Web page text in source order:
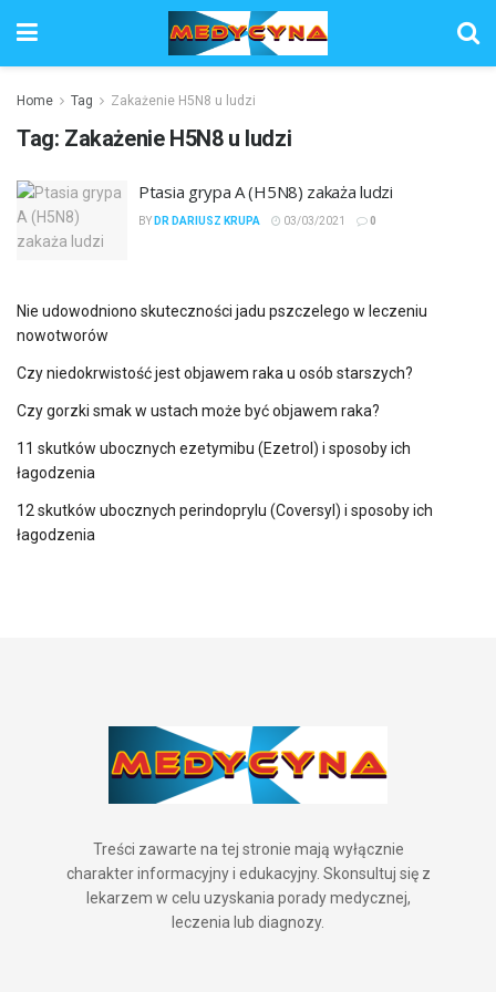
Home Tag Zakażenie H5N8 u ludzi
Tag: Zakażenie H5N8 u ludzi
Ptasia grypa A (H5N8) zakaża ludzi
BY DR DARIUSZ KRUPA 03/03/2021 0
Nie udowodniono skuteczności jadu pszczelego w leczeniu
nowotworów
Czy niedokrwistość jest objawem raka u osób starszych?
Czy gorzki smak w ustach może być objawem raka?
11 skutków ubocznych ezetymibu (Ezetrol) i sposoby ich
łagodzenia
12 skutków ubocznych perindoprylu (Coversyl) i sposoby ich
łagodzenia
Treści zawarte na tej stronie mają wyłącznie
charakter informacyjny i edukacyjny. Skonsultuj się z
lekarzem w celu uzyskania porady medycznej,
leczenia lub diagnozy.